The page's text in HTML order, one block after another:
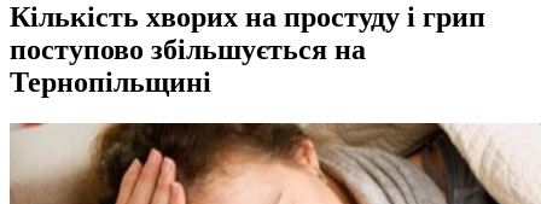
Кількість хворих на простуду і грип
поступово збільшується на
Тернопільщині